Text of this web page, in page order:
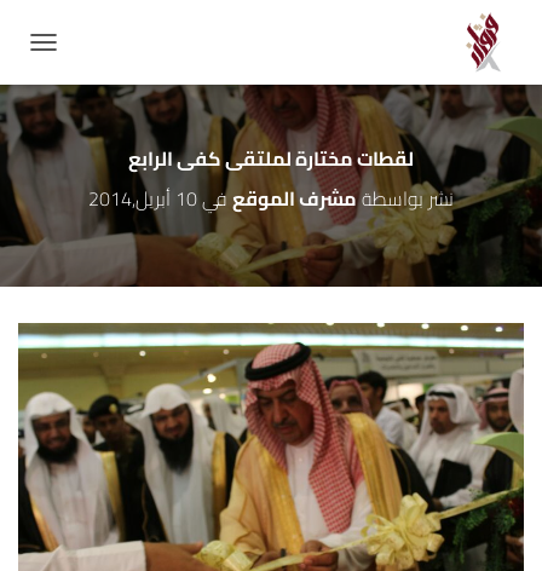
لقطات مختارة لملتقى كفى الرابع
نشر بواسطةمشرف الموقعفي10 أبريل,2014